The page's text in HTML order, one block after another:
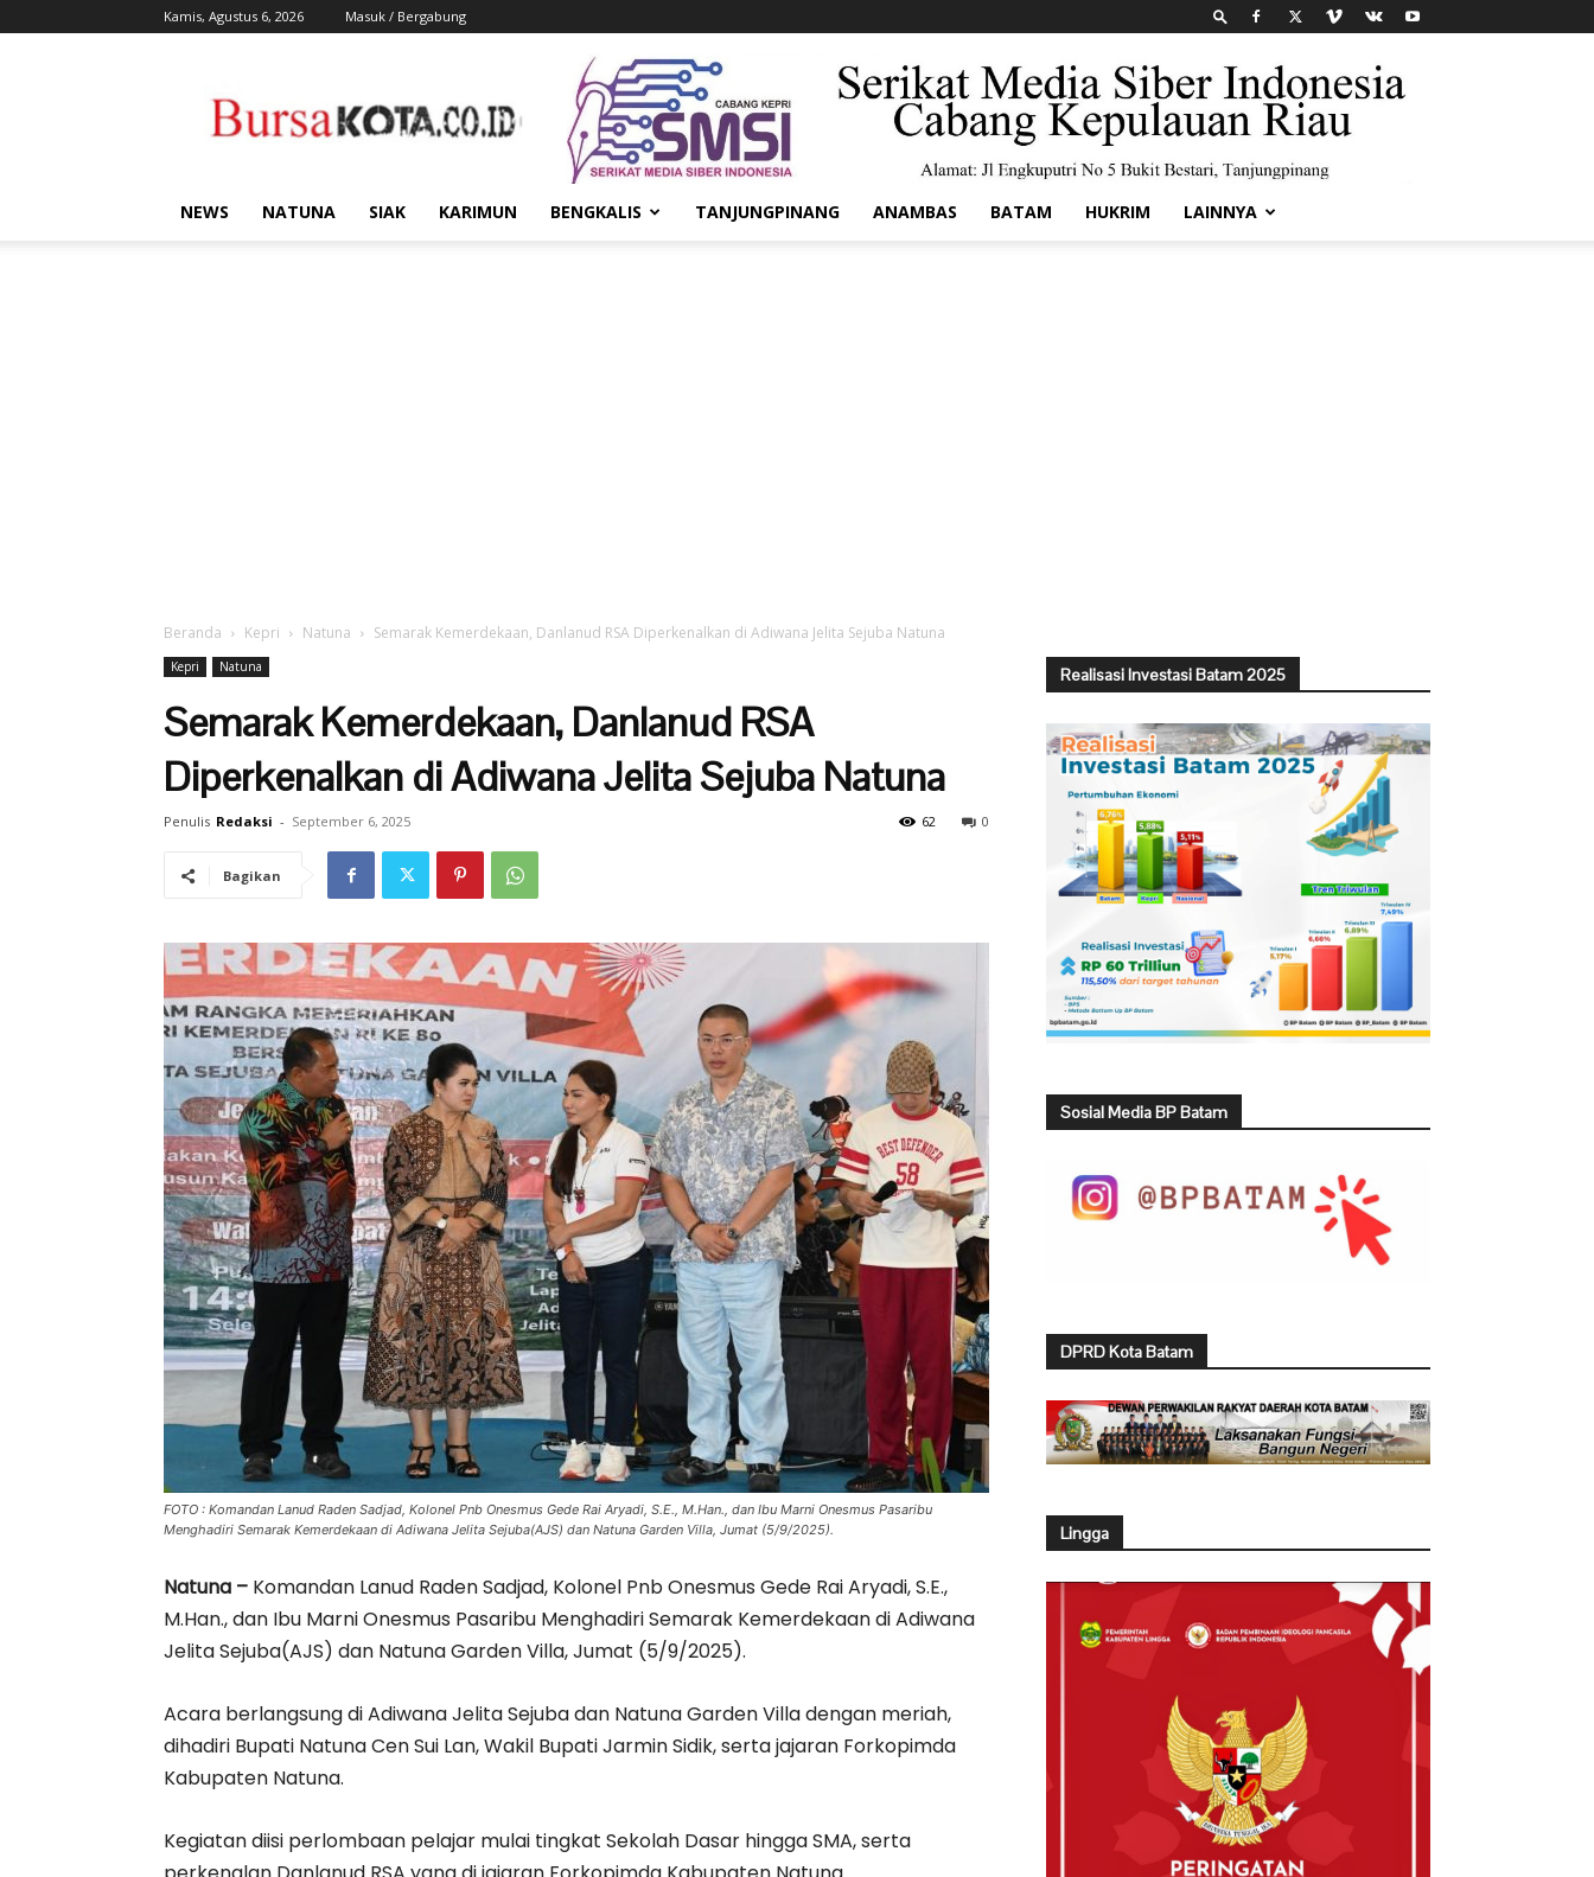
Kamis, Agustus 6, 2026 Masuk / Bergabung
Kota
NEWS NATUNA SIAK KARIMUN BENGKALIS TANJUNGPINANG ANAMBAS BATAM HUKRIM LAINNYA
Beranda Kepri Natuna Semarak Kemerdekaan, Danlanud RSA Diperkenalkan di Adiwana Jelita Sejuba Natuna
Kepri Natuna
Semarak Kemerdekaan, Danlanud RSA
Diperkenalkan di Adiwana Jelita Sejuba Natuna
Penulis Redaksi - September 6, 2025 0
62
Bagikan
FOTO : Komandan Lanud Raden Sadjad, Kolonel Pnb Onesmus Gede Rai Aryadi, S.E., M.Han., dan Ibu Marni Onesmus Pasaribu
Menghadiri Semarak Kemerdekaan di Adiwana Jelita Sejuba(AJS) dan Natuna Garden Villa, Jumat (5/9/2025).
Natuna – Komandan Lanud Raden Sadjad, Kolonel Pnb Onesmus Gede Rai Aryadi, S.E.,
M.Han., dan Ibu Marni Onesmus Pasaribu Menghadiri Semarak Kemerdekaan di Adiwana
Jelita Sejuba(AJS) dan Natuna Garden Villa, Jumat (5/9/2025).
Acara berlangsung di Adiwana Jelita Sejuba dan Natuna Garden Villa dengan meriah,
dihadiri Bupati Natuna Cen Sui Lan, Wakil Bupati Jarmin Sidik, serta jajaran Forkopimda
Kabupaten Natuna.
Kegiatan diisi perlombaan pelajar mulai tingkat Sekolah Dasar hingga SMA, serta
Realisasi Investasi Batam 2025
Sosial Media BP Batam
DPRD Kota Batam
Lingga